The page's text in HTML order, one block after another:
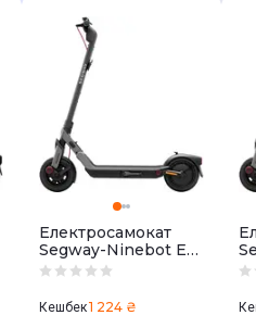
Електросамокат
Segway-Ninebot E3
Grey
Кешбек1 224 ₴